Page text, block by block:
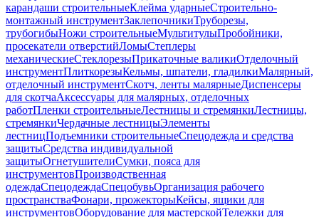
карандаши строительныеКлейма ударныеСтроительно-
монтажный инструментЗаклепочникиТруборезы,
трубогибыНожи строительныеМультитулыПробойники,
просекатели отверстийЛомыСтеплеры
механическиеСтеклорезыПрикаточные валикиОтделочный
инструментПлиткорезыКельмы, шпатели, гладилкиМалярный,
отделочный инструментСкотч, ленты малярныеДиспенсеры
для скотчаАксессуары для малярных, отделочных
работПленки строительныеЛестницы и стремянкиЛестницы,
стремянкиЧердачные лестницыЭлементы
лестницПодъемники строительныеСпецодежда и средства
защитыСредства индивидуальной
защитыОгнетушителиСумки, пояса для
инструментовПроизводственная
одеждаСпецодеждаСпецобувьОрганизация рабочего
пространстваФонари, прожекторыКейсы, ящики для
инструментовОборудование для мастерскойТележки для